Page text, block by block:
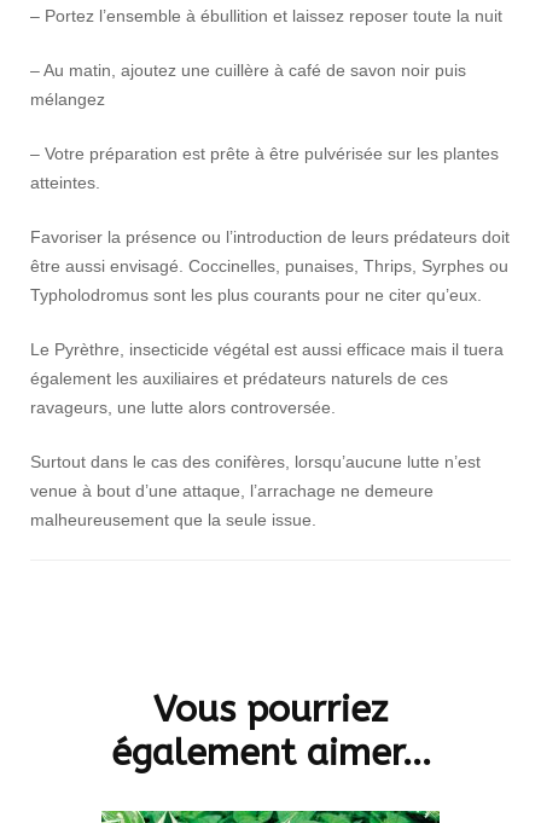
– Portez l’ensemble à ébullition et laissez reposer toute la nuit
– Au matin, ajoutez une cuillère à café de savon noir puis
mélangez
– Votre préparation est prête à être pulvérisée sur les plantes
atteintes.
Favoriser la présence ou l’introduction de leurs prédateurs doit
être aussi envisagé. Coccinelles, punaises, Thrips, Syrphes ou
Typholodromus sont les plus courants pour ne citer qu’eux.
Le Pyrèthre, insecticide végétal est aussi efficace mais il tuera
également les auxiliaires et prédateurs naturels de ces
ravageurs, une lutte alors controversée.
Surtout dans le cas des conifères, lorsqu’aucune lutte n’est
venue à bout d’une attaque, l’arrachage ne demeure
malheureusement que la seule issue.
Vous pourriez
également aimer...